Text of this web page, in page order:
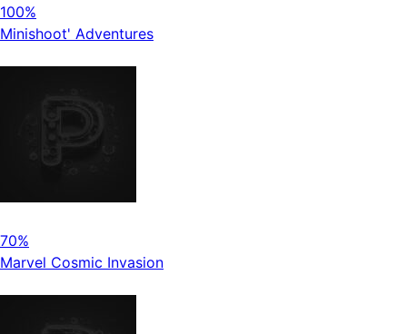
100%
Minishoot' Adventures
70%
Marvel Cosmic Invasion